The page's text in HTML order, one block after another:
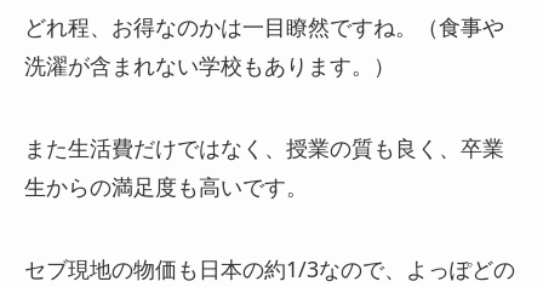
どれ程、お得なのかは一目瞭然ですね。（食事や
洗濯が含まれない学校もあります。）
また生活費だけではなく、授業の質も良く、卒業
生からの満足度も高いです。
セブ現地の物価も日本の約1/3なので、よっぽどの